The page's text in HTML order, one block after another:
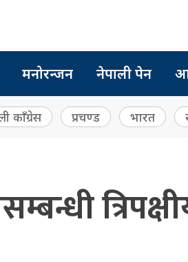
मनोरन्जन नेपाली पेन
काँग्रेस प्रचण्ड भारत